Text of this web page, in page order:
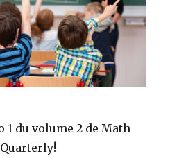
1 du volume 2 de Math